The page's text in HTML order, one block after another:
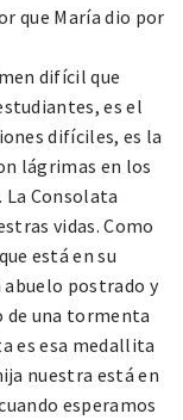
que María dio por
difícil que
es el
difíciles, es la
lágrimas en los
Consolata
vidas. Como
está en su
abuelo postrado y
de una tormenta
es esa medallita
nuestra está en
esperamos